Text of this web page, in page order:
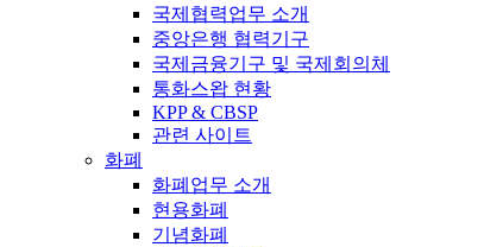
국제협력업무 소개
중앙은행 협력기구
국제금융기구 및 국제회의체
통화스왑 현황
KPP & CBSP
관련 사이트
화폐
화폐업무 소개
현용화폐
기념화폐